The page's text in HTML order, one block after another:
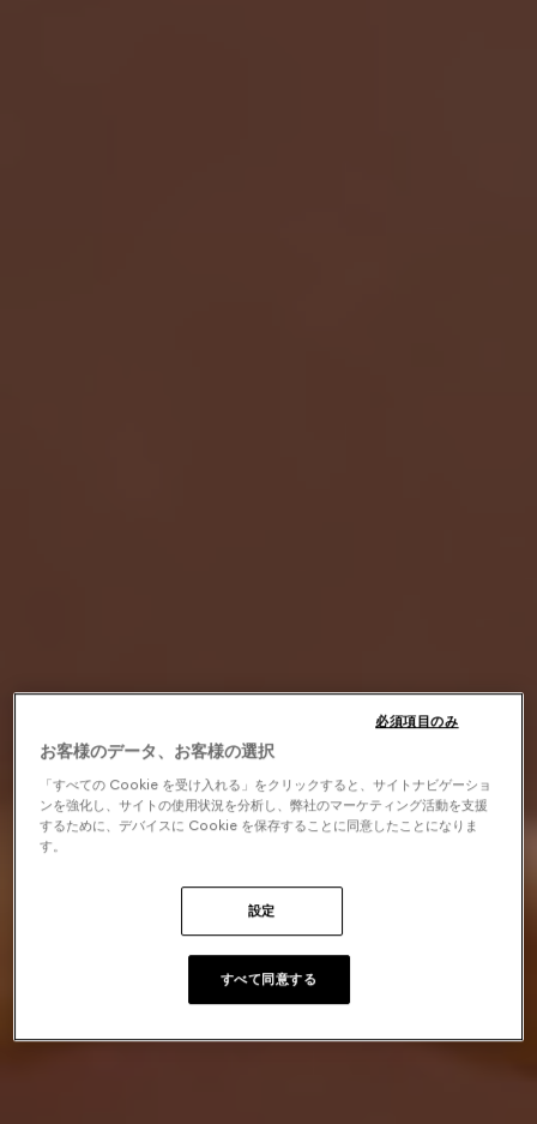
お客様のデータ、お客様の選択
「すべての Cookie を受け入れる」をクリックすると、サイトナビゲーショ
ンを強化し、サイトの使用状況を分析し、弊社のマーケティング活動を支援
するために、デバイスに Cookie を保存することに同意したことになりま
す。
設定
必須項目のみ
すべて同意する